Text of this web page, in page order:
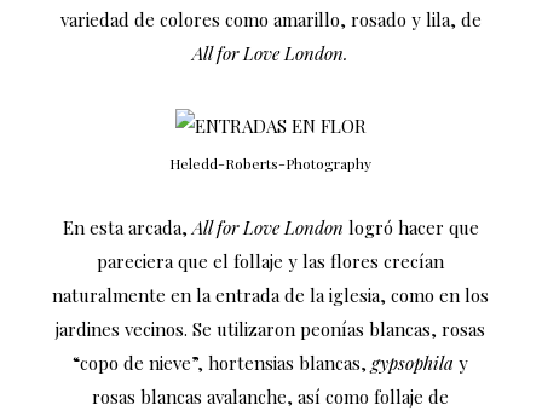
variedad de colores como amarillo, rosado y lila, de
All for Love London.
Heledd-Roberts-Photography
En esta arcada, All for Love London logró hacer que
pareciera que el follaje y las flores crecían
naturalmente en la entrada de la iglesia, como en los
jardines vecinos. Se utilizaron peonías blancas, rosas
“copo de nieve”, hortensias blancas,gypsophila y
rosas blancas avalanche, así como follaje de